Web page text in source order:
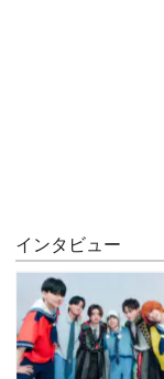
インタビュー